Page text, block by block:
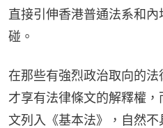
直接引伸香港普通法系和
碰。
在那些有強烈政治取向的
才享有法律條文的解釋權
文列入《基本法》，自然